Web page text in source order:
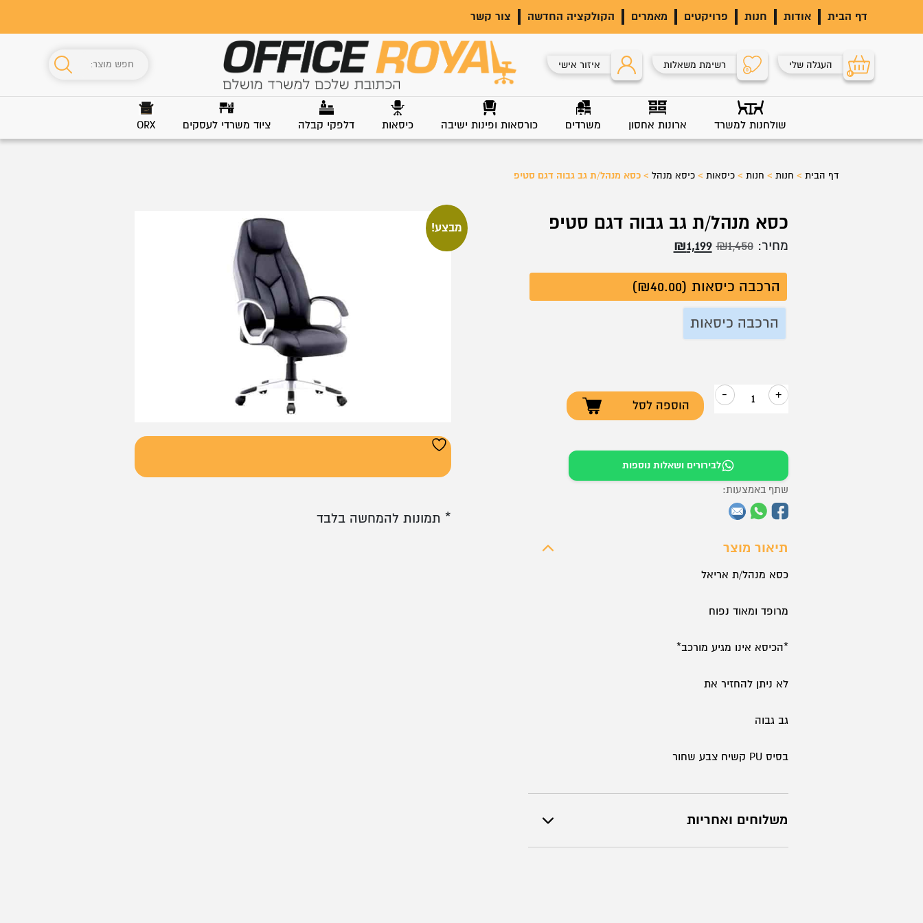
דף הבית אודות חנות פרויקטים מאמרים הקולקציה החדשה צור קשר
0
העגלה שלי 0 רשימת משאלות איזור אישי
שולחנות למשרד ארונות אחסון משרדים כורסאות ופינות ישיבה כיסאות דלפקי קבלה ציוד משרדי לעסקים ORX
דף הבית> חנות> חנות> כיסאות> כיסא מנהל> כסא מנהל/ת גב גבוה דגם סטיפ
כסא מנהל/ת גב גבוה דגם סטיפ
מחיר: ₪1,450
המחיר
היה:
₪1,450.
₪1,199
הוא: הרכבה כיסאות (₪40.00)
הרכבה כיסאות
+
כמות
כסא
מנהל/ת
גב
גבוה
סטיפ
-
הוספה לסל
לבירורים ושאלות נוספות
תיאור מוצר
כסא מנהל/ת אריאל
מרופד ומאוד נפוח
*הכיסא אינו מגיע מורכב*
לא ניתן להחזיר את
גב גבוה
בסיס PU קשיח צבע שחור
משלוחים ואחריות
שתף באמצעות:
מבצע!
* תמונות להמחשה בלבד